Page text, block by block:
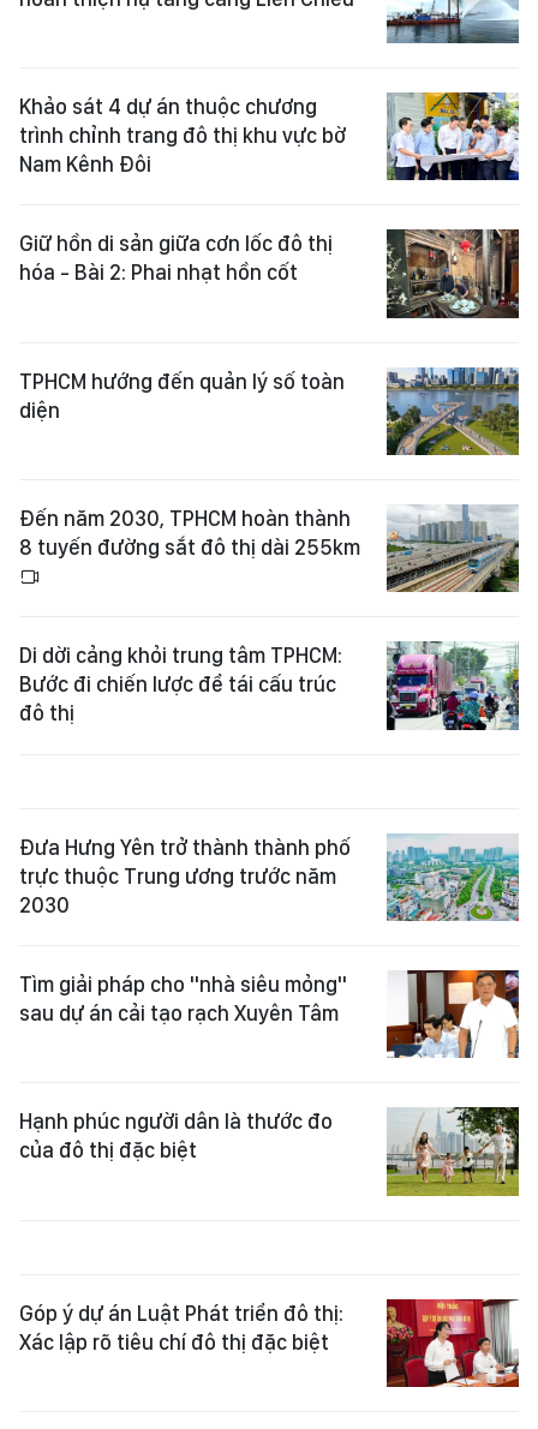
Khảo sát 4 dự án thuộc chương
trình chỉnh trang đô thị khu vực bờ
Nam Kênh Đôi
Giữ hồn di sản giữa cơn lốc đô thị
hóa - Bài 2: Phai nhạt hồn cốt
TPHCM hướng đến quản lý số toàn
diện
Đến năm 2030, TPHCM hoàn thành
8 tuyến đường sắt đô thị dài 255km
Di dời cảng khỏi trung tâm TPHCM:
Bước đi chiến lược để tái cấu trúc
đô thị
Đưa Hưng Yên trở thành thành phố
trực thuộc Trung ương trước năm
2030
Tìm giải pháp cho "nhà siêu mỏng"
sau dự án cải tạo rạch Xuyên Tâm
Hạnh phúc người dân là thước đo
của đô thị đặc biệt
Góp ý dự án Luật Phát triển đô thị:
Xác lập rõ tiêu chí đô thị đặc biệt